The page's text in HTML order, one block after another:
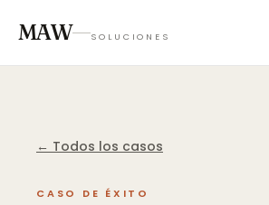
MAW SOLUCIONES
← Todos los casos
CASO DE ÉXITO